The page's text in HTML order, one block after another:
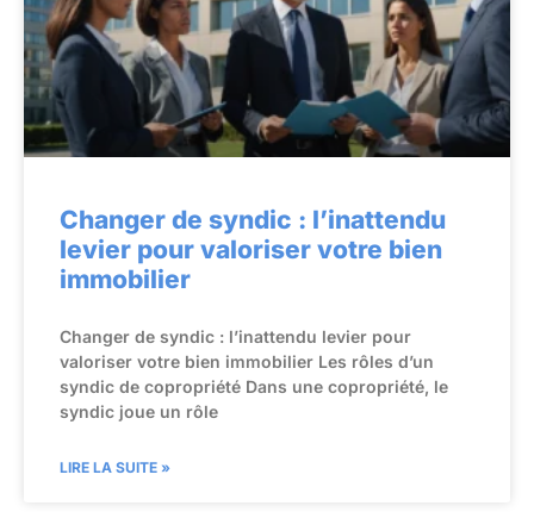
Changer de syndic : l’inattendu
levier pour valoriser votre bien
immobilier
Changer de syndic : l’inattendu levier pour
valoriser votre bien immobilier Les rôles d’un
syndic de copropriété Dans une copropriété, le
syndic joue un rôle
LIRE LA SUITE »